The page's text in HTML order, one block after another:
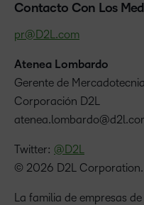
Contacto Con Los
pr@D2L.com
Atenea Lombardo
Gerente de
Corporación D2L
Twitter: @D2L
© 2026 D2L Corporation.
La familia de empresas